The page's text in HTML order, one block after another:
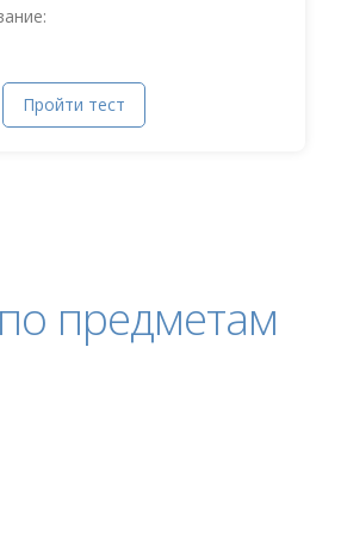
Пройти тест
предметам